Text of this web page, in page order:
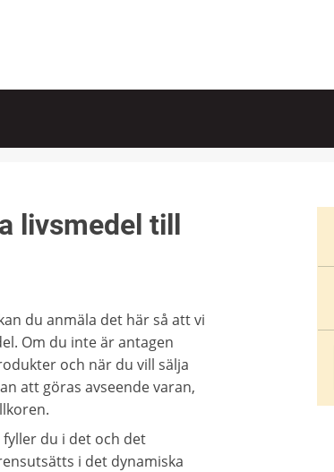
livsmedel till
du anmäla det här så att vi
Om du inte är antagen
och när du vill sälja
att göras avseende varan,
du i det och det
i det dynamiska